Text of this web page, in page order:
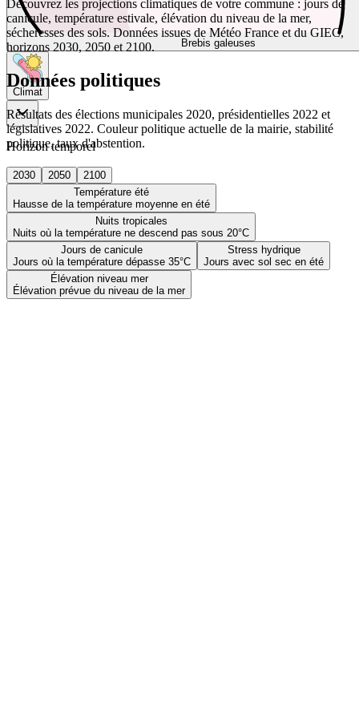
Brebis galeuses
Climat
Horizon temporel
2030 2050
2100
Température été
Hausse de la température moyenne en été
Nuits tropicales
Nuits où la température ne descend pas sous 20°C
Jours de canicule
Jours où la température dépasse 35°C
Stress hydrique
Jours avec sol sec en été
Élévation niveau mer
Élévation prévue du niveau de la mer
Découvrez les projections climatiques de votre commune : jours de
canicule, température estivale, élévation du niveau de la mer,
sécheresses des sols. Données issues de Météo France et du GIEC,
horizons 2030, 2050 et 2100.
Données politiques
Résultats des élections municipales 2020, présidentielles 2022 et
législatives 2022. Couleur politique actuelle de la mairie, stabilité
politique, taux d'abstention.